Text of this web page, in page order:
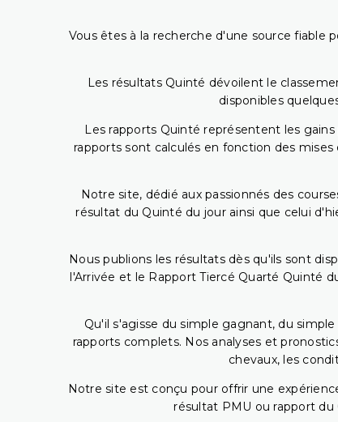
Vous êtes à la recherche d'une source fiable
Les résultats Quinté dévoilent le
disponibles
Les rapports Quinté représentent les
rapports sont calculés en fonction des
Notre site, dédié aux passionnés des
résultat du Quinté du jour ainsi que celui
Nous publions les résultats dès qu'ils sont
l'Arrivée et le Rapport Tiercé Quarté Quinté
Qu'il s'agisse du simple gagnant, du
rapports complets. Nos analyses et
chevaux, les
Notre site est conçu pour offrir une
résultat PMU ou rapport du